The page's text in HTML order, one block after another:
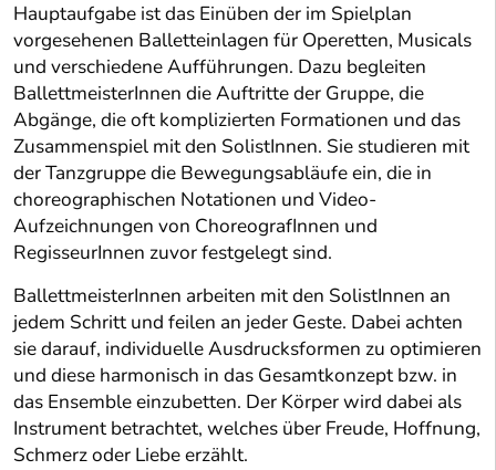
Hauptaufgabe ist das Einüben der im Spielplan
vorgesehenen Balletteinlagen für Operetten, Musicals
und verschiedene Aufführungen. Dazu begleiten
BallettmeisterInnen die Auftritte der Gruppe, die
Abgänge, die oft komplizierten Formationen und das
Zusammenspiel mit den SolistInnen. Sie studieren mit
der Tanzgruppe die Bewegungsabläufe ein, die in
choreographischen Notationen und Video-
Aufzeichnungen von ChoreografInnen und
RegisseurInnen zuvor festgelegt sind.
BallettmeisterInnen arbeiten mit den SolistInnen an
jedem Schritt und feilen an jeder Geste. Dabei achten
sie darauf, individuelle Ausdrucksformen zu optimieren
und diese harmonisch in das Gesamtkonzept bzw. in
das Ensemble einzubetten. Der Körper wird dabei als
Instrument betrachtet, welches über Freude, Hoffnung,
Schmerz oder Liebe erzählt.